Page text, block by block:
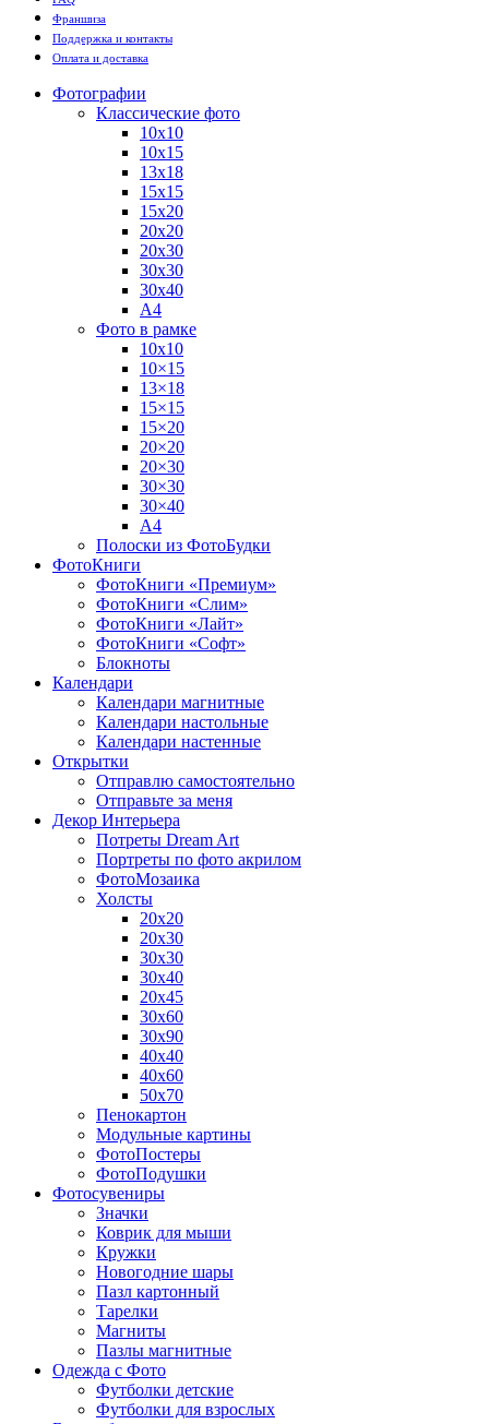
Франшиза
Поддержка и контакты
Оплата и доставка
Фотографии
Классические фото
10х10
10х15
13х18
15х15
15х20
20х20
20х30
30х30
30х40
А4
Фото в рамке
10х10
10×15
13×18
15×15
15×20
20×20
20×30
30×30
30×40
A4
Полоски из ФотоБудки
ФотоКниги
ФотоКниги «Премиум»
ФотоКниги «Слим»
ФотоКниги «Лайт»
ФотоКниги «Софт»
Блокноты
Календари
Календари магнитные
Календари настольные
Календари настенные
Открытки
Отправлю самостоятельно
Отправьте за меня
Декор Интерьера
Потреты Dream Art
Портреты по фото акрилом
ФотоМозаика
Холсты
20х20
20х30
30х30
30х40
20х45
30х60
30х90
40х40
40х60
50х70
Пенокартон
Модульные картины
ФотоПостеры
ФотоПодушки
Фотоcувениры
Значки
Коврик для мыши
Кружки
Новогодние шары
Пазл картонный
Тарелки
Магниты
Пазлы магнитные
Одежда с Фото
Футболки детские
Футболки для взрослых